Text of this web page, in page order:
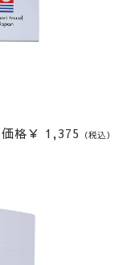
価格￥ 1,375 （税込）